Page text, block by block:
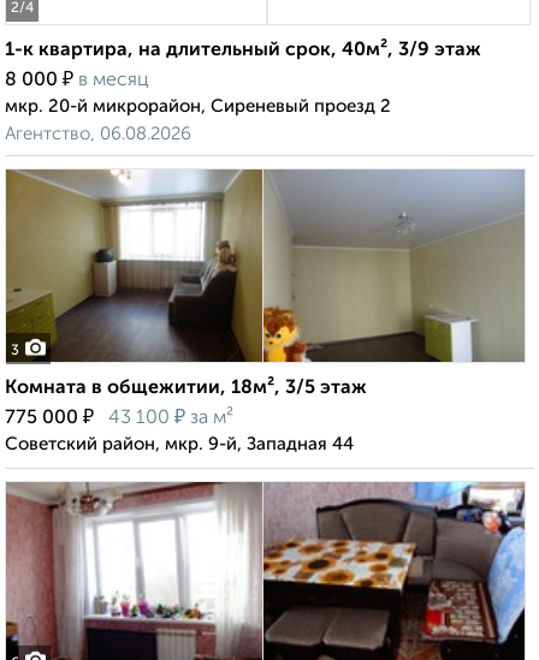
2/4
1-к квартира, на длительный срок, 40м², 3/9 этаж
8 000 ₽ в месяц
мкр. 20-й микрорайон, Сиреневый проезд 2
Агентство, 06.08.2026
3
Комната в общежитии, 18м², 3/5 этаж
775 000 ₽ 43 100 ₽ за м²
Советский район, мкр. 9-й, Западная 44